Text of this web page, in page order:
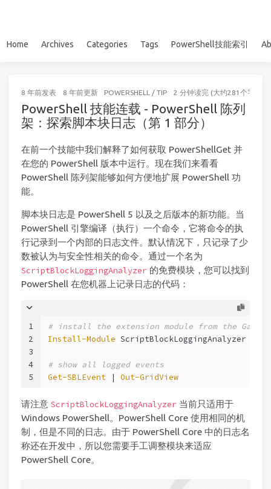
Home Archives Categories Tags PowerShell技能索引
8 年前发表 8 年前更新 POWERSHELL / TIP 2 分钟读完 (大约281个字)
PowerShell 技能连载 - PowerShell 陈列
架：探索脚本块日志（第 1 部分）
在前一个技能中我们解释了如何获取 PowerShellGet 并
在您的 PowerShell 版本中运行。现在我们来看看
PowerShell 陈列架能够如何方便地扩展 PowerShell 功
能。
脚本块日志是 PowerShell 5 以及之后版本的新功能。当
PowerShell 引擎编译（执行）一个命令，它将命令的执
行记录到一个内部的日志文件。默认情况下，只记录了少
数被认为与安全性相关的命令。通过一个名为
ScriptBlockLoggingAnalyzer 的免费模块，您可以找到
PowerShell 在您机器上记录日志的代码：
1
2
3
4
5
# install the extension module from the
Install-Module ScriptBlockLoggingAnalyzer
# show all logged events
Get-SBLEvent | Out-GridView
请注意 ScriptBlockLoggingAnalyzer 当前只适用于
Windows PowerShell。PowerShell Core 使用相同的机
制，但是不同的日志。由于 PowerShell Core 中的日志名
称还在开发中，所以您需要手工调整模块来适应
PowerShell Core。